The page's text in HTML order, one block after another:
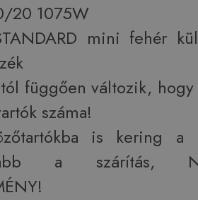
20 1075W
mini fehér
függően változik,
száma!
is kering
a szárítás,